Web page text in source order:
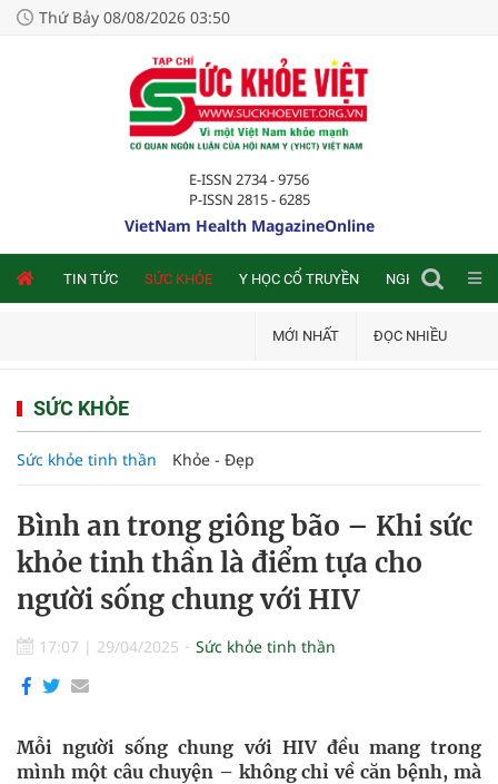
Thứ Bảy 08/08/2026 03:50
E-ISSN 2734 - 9756
P-ISSN 2815 - 6285
VietNam Health MagazineOnline
TIN TỨC SỨC KHỎE Y HỌC CỔ TRUYỀN NGHIÊN CỨU
MỚI NHẤT ĐỌC NHIỀU
SỨC KHỎE
Sức khỏe tinh thần Khỏe - Đẹp
Bình an trong giông bão – Khi sức
khỏe tinh thần là điểm tựa cho
người sống chung với HIV
17:07 | 29/04/2025 Sức khỏe tinh thần
Mỗi người sống chung với HIV đều mang trong
mình một câu chuyện – không chỉ về căn bệnh, mà